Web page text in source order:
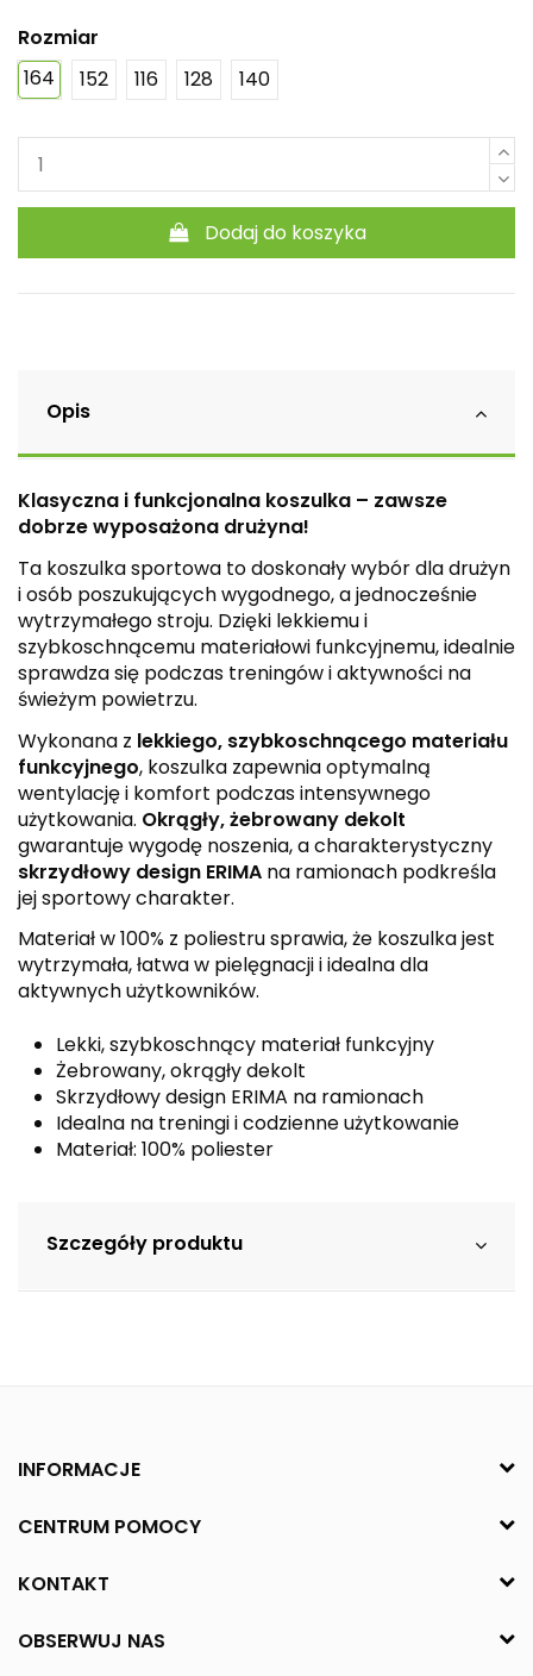
Rozmiar
164
152 116 128 140
Dodaj do koszyka
Opis
Klasyczna i funkcjonalna koszulka – zawsze
dobrze wyposażona drużyna!
Ta koszulka sportowa to doskonały wybór dla drużyn
i osób poszukujących wygodnego, a jednocześnie
wytrzymałego stroju. Dzięki lekkiemu i
szybkoschnącemu materiałowi funkcyjnemu, idealnie
sprawdza się podczas treningów i aktywności na
świeżym powietrzu.
Wykonana z lekkiego, szybkoschnącego materiału
funkcyjnego, koszulka zapewnia optymalną
wentylację i komfort podczas intensywnego
użytkowania. Okrągły, żebrowany dekolt
gwarantuje wygodę noszenia, a charakterystyczny
skrzydłowy design ERIMA na ramionach podkreśla
jej sportowy charakter.
Materiał w 100% z poliestru sprawia, że koszulka jest
wytrzymała, łatwa w pielęgnacji i idealna dla
aktywnych użytkowników.
Lekki, szybkoschnący materiał funkcyjny
Żebrowany, okrągły dekolt
Skrzydłowy design ERIMA na ramionach
Idealna na treningi i codzienne użytkowanie
Materiał: 100% poliester
Szczegóły produktu
INFORMACJE
CENTRUM POMOCY
KONTAKT
OBSERWUJ NAS